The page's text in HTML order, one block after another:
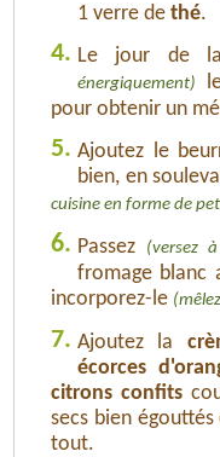
1 verre de thé.
4. Le jour de
énergiquement)
pour obtenir un
5. Ajoutez le
bien, en
cuisine en forme de
6. Passez (versez
fromage blanc
incorporez-le
7. Ajoutez la
écorces
citrons confits
secs bien égouttés
tout.